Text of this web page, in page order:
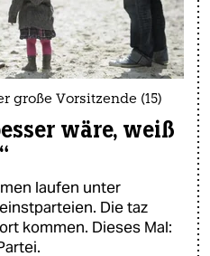
große Vorsitzende (15)
wäre, weiß
laufen unter
Die taz
kommen. Dieses Mal: